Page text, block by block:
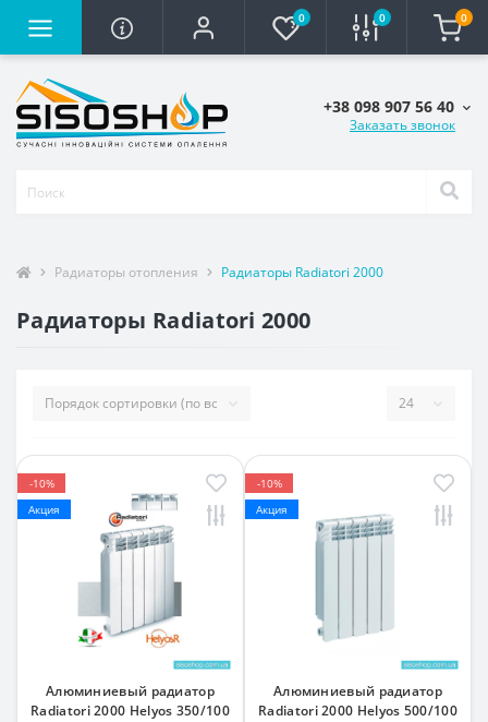
0 0 0
+38 098 907 56 40
Заказать звонок
Радиаторы отопления Радиаторы Radiatori 2000
Радиаторы Radiatori 2000
-10%
Акция
Алюминиевый радиатор
Radiatori 2000 Helyos 350/100
-10%
Акция
Алюминиевый радиатор
Radiatori 2000 Helyos 500/100